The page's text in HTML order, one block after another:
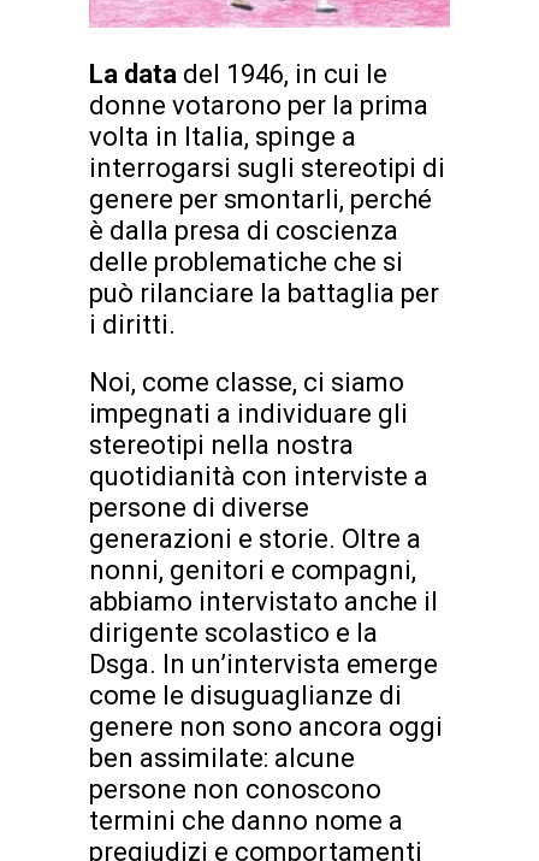
La data del 1946, in cui le
donne votarono per la prima
volta in Italia, spinge a
interrogarsi sugli stereotipi di
genere per smontarli, perché
è dalla presa di coscienza
delle problematiche che si
può rilanciare la battaglia per
i diritti.
Noi, come classe, ci siamo
impegnati a individuare gli
stereotipi nella nostra
quotidianità con interviste a
persone di diverse
generazioni e storie. Oltre a
nonni, genitori e compagni,
abbiamo intervistato anche il
dirigente scolastico e la
Dsga. In un’intervista emerge
come le disuguaglianze di
genere non sono ancora oggi
ben assimilate: alcune
persone non conoscono
termini che danno nome a
pregiudizi e comportamenti